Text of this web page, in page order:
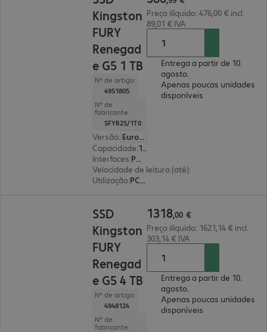
Kingston
FURY
Renegad
e G5 1 TB
Nº de artigo:
4951805
Nº de
fabricante:
SFYR2S/1T0
Versão:
Europa
Capacidade: 1 TB
Interfaces: PCI-Express (x4) M.2 2280
Velocidade de leitura (até):
Utilização: PC, computador portátil
Preço ilíquido: 476,00 € incl.
89,01 € IVA
Entrega a partir de 10.
agosto.
Apenas poucas unidades
disponíveis
SSD
Kingston
FURY
Renegad
e G5 4 TB
Nº de artigo:
4948124
Nº de
fabricante:
1318,00 €
Preço ilíquido: 1621,14 € incl.
303,14 € IVA
Entrega a partir de 10.
agosto.
Apenas poucas unidades
disponíveis